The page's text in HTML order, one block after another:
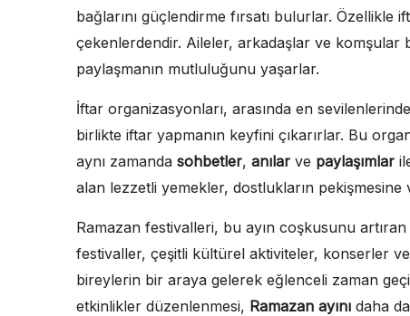
bağlarını güçlendirme fırsatı bulurlar. Özellikle
çekenlerdendir. Aileler, arkadaşlar ve
paylaşmanın mutluluğunu yaşarlar.
İftar organizasyonları, arasında en
birlikte iftar yapmanın keyfini çıkarırlar. Bu
aynı zamanda sohbetler, anılar ve paylaşımlar
alan lezzetli yemekler, dostlukların
Ramazan festivalleri, bu ayın coşkusunu
festivaller, çeşitli kültürel aktiviteler, konserler
bireylerin bir araya gelerek eğlenceli zaman
etkinlikler düzenlenmesi, Ramazan ayını daha